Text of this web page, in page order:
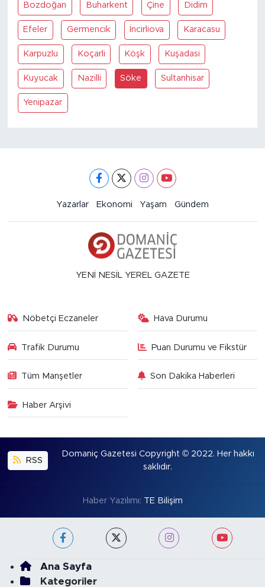
Bozdoğan Buharkent Çine Didim
Efeler Germencik İncirliova Karacasu
Karpuzlu Koçarli Köşk Kuşadasi
Kuyucak Nazilli Söke Sultanhisar
Yenipazar
Yazarlar Ekonomi Yaşam Gündem
YENİ NESİL YEREL GAZETE
Nöbetçi Eczaneler Hava Durumu
Trafik Durumu Puan Durumu ve Fikstür
Tüm Manşetler Son Dakika Haberleri
Haber Arşivi
RSS
Domaniç Gazetesi Copyright © 2022. Her hakkı
saklıdır.
Haber Yazılımı: TE Bilişim
Ana Sayfa
Kategoriler